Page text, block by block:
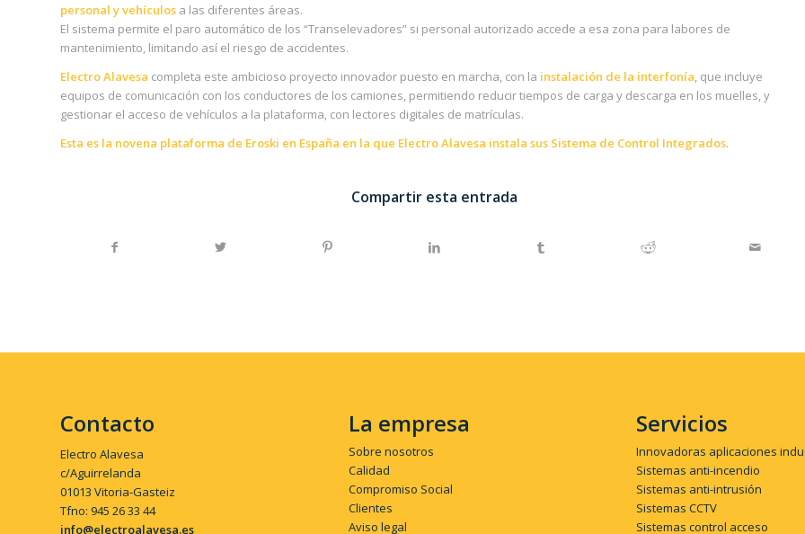
personal y vehículos a las diferentes áreas.
El sistema permite el paro automático de los “Transelevadores” si personal autorizado accede a esa zona para labores de
mantenimiento, limitando así el riesgo de accidentes.
Electro Alavesa completa este ambicioso proyecto innovador puesto en marcha, con la instalación de la interfonía, que incluye
equipos de comunicación con los conductores de los camiones, permitiendo reducir tiempos de carga y descarga en los muelles, y
gestionar el acceso de vehículos a la plataforma, con lectores digitales de matrículas.
Esta es la novena plataforma de Eroski en España en la que Electro Alavesa instala sus Sistema de Control Integrados.
Compartir esta entrada
Contacto
Electro Alavesa
c/Aguirrelanda
01013 Vitoria-Gasteiz
Tfno: 945 26 33 44
info@electroalavesa.es
La empresa
Sobre nosotros
Calidad
Compromiso Social
Clientes
Aviso legal
Servicios
Innovadoras aplicaciones
Sistemas anti-incendio
Sistemas anti-intrusión
Sistemas CCTV
Sistemas control acceso